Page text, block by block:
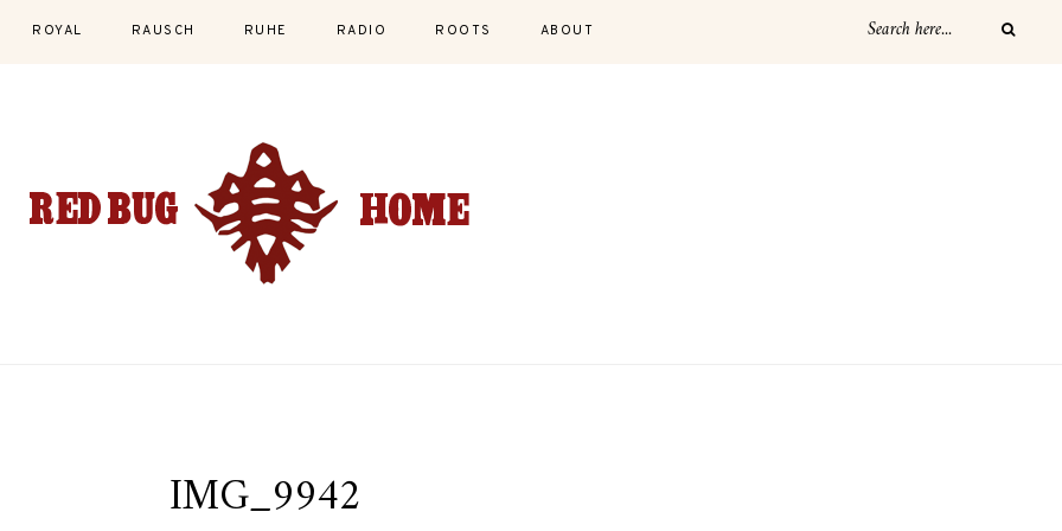
ROYAL RAUSCH RUHE RADIO ROOTS ABOUT
IMG_9942